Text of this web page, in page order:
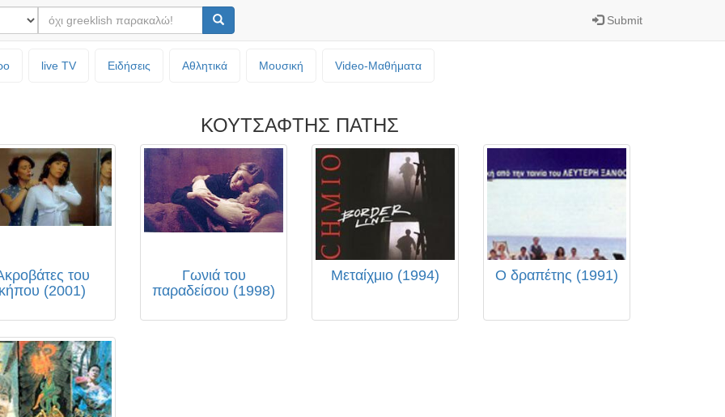
Submit
live TV Ειδήσεις Αθλητικά Μουσική Video-Mαθήματα
ΚΟΥΤΣΑΦΤΗΣ ΠΑΤΗΣ
του
(2001)
Γωνιά του
παραδείσου (1998)
Μεταίχμιο (1994) Ο δραπέτης (1991)